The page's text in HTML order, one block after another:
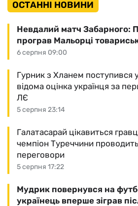
ОСТАННІ НОВИНИ
6 серпня 09:00
Невдалий матч Забарного:
програв Мальорці
5 серпня 23:14
Гурник з Хланем поступився
відома оцінка українця за
ЛЄ
5 серпня 17:22
Галатасарай цікавиться
чемпіон Туреччини
переговори
Мудрик повернувся на
українець вперше зіграв